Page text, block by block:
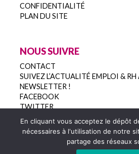
CONFIDENTIALITÉ
PLAN DU SITE
NOUS SUIVRE
CONTACT
SUIVEZ L’ACTUALITÉ EMPLOI & RH
NEWSLETTER !
FACEBOOK
TWITTER
Copyright 2022
En cliquant vous acceptez le dépôt
nécessaires à l'utilisation de notre
partage des réseaux